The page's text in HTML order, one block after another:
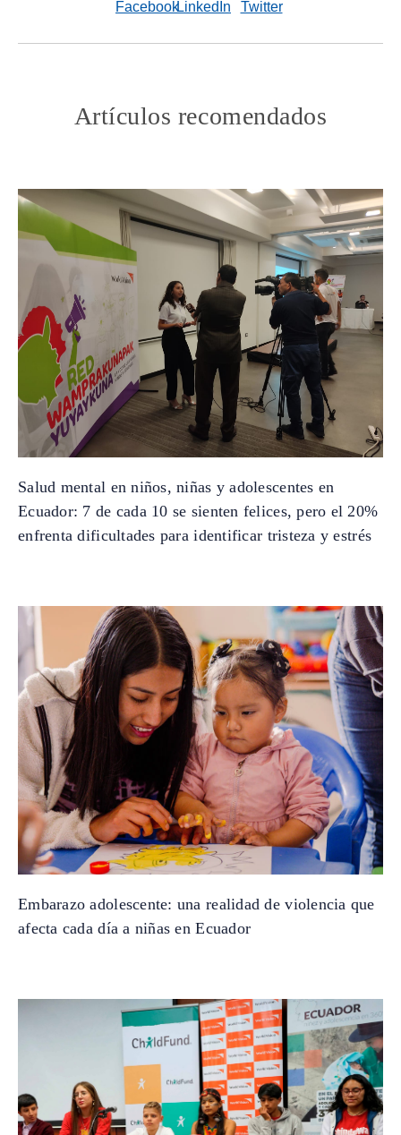
Artículos recomendados
Salud mental en niños, niñas y adolescentes en
Ecuador: 7 de cada 10 se sienten felices, pero el 20%
enfrenta dificultades para identificar tristeza y estrés
Embarazo adolescente: una realidad de violencia que
afecta cada día a niñas en Ecuador